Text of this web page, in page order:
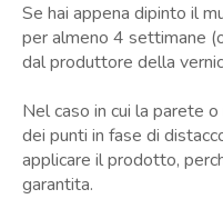
Se hai appena dipinto il
per almeno 4 settimane
dal produttore della
Nel caso in cui la parete
dei punti in fase di
applicare il prodotto,
garantita.